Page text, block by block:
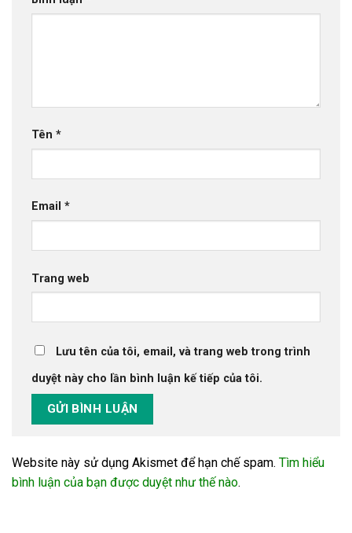
Tên *
Email *
Trang web
Lưu tên của tôi, email, và trang web trong trình
duyệt này cho lần bình luận kế tiếp của tôi.
Website này sử dụng Akismet để hạn chế spam. Tìm hiểu
bình luận của bạn được duyệt như thế nào.